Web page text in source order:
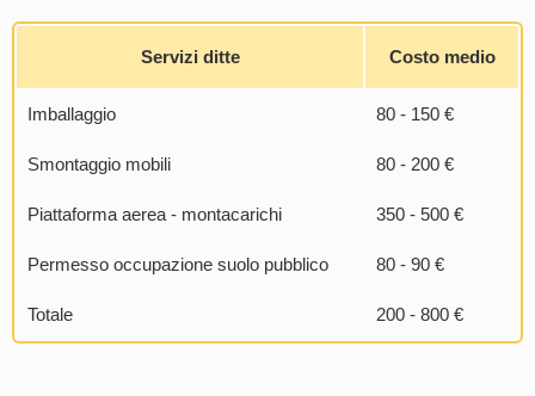
Servizi ditte Costo medio
Imballaggio 80 - 150 €
Smontaggio mobili 80 - 200 €
Piattaforma aerea - montacarichi 350 - 500 €
Permesso occupazione suolo pubblico 80 - 90 €
Totale 200 - 800 €